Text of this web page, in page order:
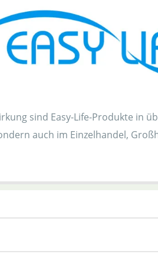
sind Easy-Life-Produkte in
auch im Einzelhandel,